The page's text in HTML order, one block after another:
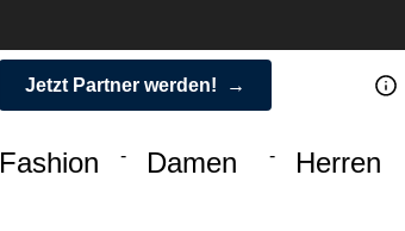
Jetzt Partner werden!
Fashion Damen Herren